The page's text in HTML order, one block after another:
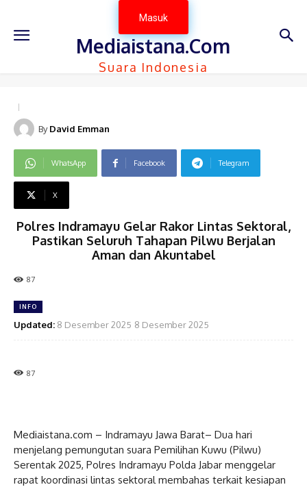
Masuk
Mediaistana.Com
Suara Indonesia
By David Emman
WhatsApp Facebook Telegram
X
Polres Indramayu Gelar Rakor Lintas Sektoral,
Pastikan Seluruh Tahapan Pilwu Berjalan
Aman dan Akuntabel
87
INFO
Updated: 8 Desember 2025 8 Desember 2025
87
Mediaistana.com – Indramayu Jawa Barat– Dua hari
menjelang pemungutan suara Pemilihan Kuwu (Pilwu)
Serentak 2025, Polres Indramayu Polda Jabar menggelar
rapat koordinasi lintas sektoral membahas terkait kesiapan